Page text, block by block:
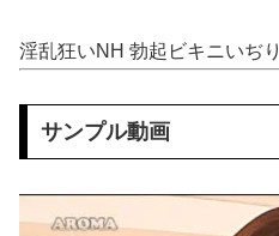
淫乱狂いNH 勃起ビキニいぢり
サンプル動画